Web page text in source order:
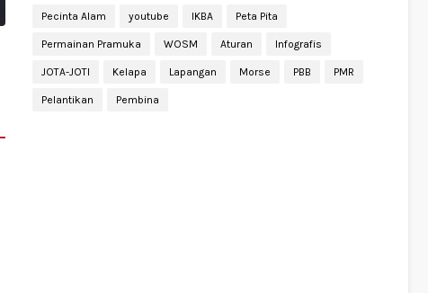
Pecinta Alam youtube IKBA Peta Pita
Permainan Pramuka WOSM Aturan Infografis
JOTA-JOTI Kelapa Lapangan Morse PBB PMR
Pelantikan Pembina